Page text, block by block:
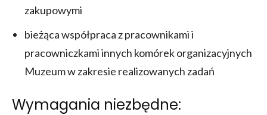
zakupowymi
bieżąca współpraca z pracownikami i
pracowniczkami innych komórek organizacyjnych
Muzeum w zakresie realizowanych zadań
Wymagania niezbędne: